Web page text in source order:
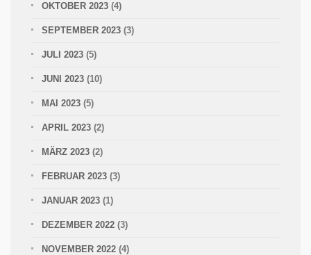
OKTOBER 2023 (4)
SEPTEMBER 2023 (3)
JULI 2023 (5)
JUNI 2023 (10)
MAI 2023 (5)
APRIL 2023 (2)
MÄRZ 2023 (2)
FEBRUAR 2023 (3)
JANUAR 2023 (1)
DEZEMBER 2022 (3)
NOVEMBER 2022 (4)